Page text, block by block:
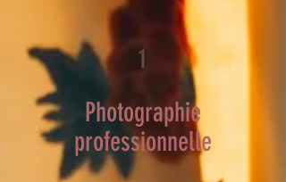
1
Photographie
professionnelle